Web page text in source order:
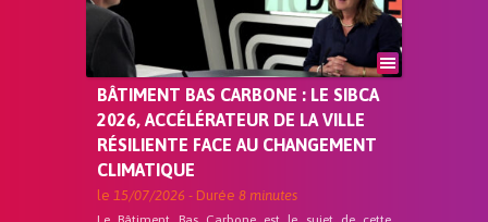
BÂTIMENT BAS CARBONE : LE SIBCA
2026, ACCÉLÉRATEUR DE LA VILLE
RÉSILIENTE FACE AU CHANGEMENT
CLIMATIQUE
le 15/07/2026 - Durée 8 minutes